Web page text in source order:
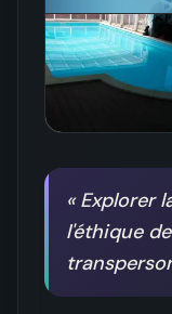
«Explorer
l'éthique